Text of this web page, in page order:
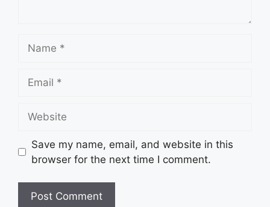
Save my name, email, and website in this
browser for the next time I comment.